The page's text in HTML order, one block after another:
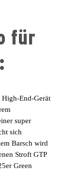
für
High-End-Gerät
super
sich
Barsch wird
Stroft GTP
Green